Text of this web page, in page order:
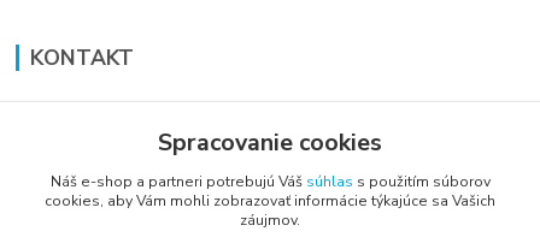
KONTAKT
+421 948 711 774
vsetkoprenabytok@gmail.com
Spracovanie cookies
Náš e-shop a partneri potrebujú Váš súhlas s použitím súborov
cookies, aby Vám mohli zobrazovať informácie týkajúce sa Vašich
záujmov.